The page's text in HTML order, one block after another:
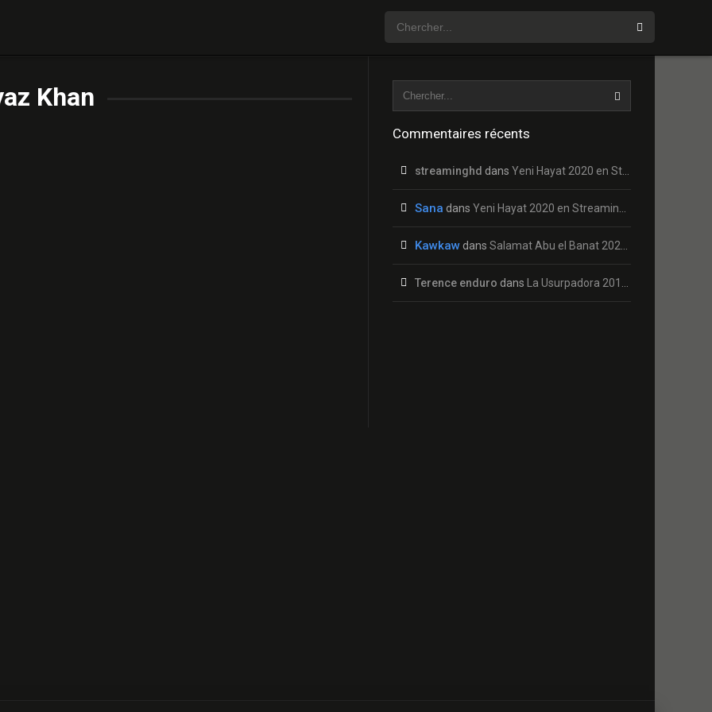
Khan
Commentaires récents
streaminghd dans Yeni Hayat 2020 en Streaming HD Gratuit !
Sana dans Yeni Hayat 2020 en Streaming HD Gratuit !
Kawkaw dans Salamat Abu el Banat 2020 en Streaming HD Gratuit !
Terence enduro dans La Usurpadora 2019 en Streaming HD Gratuit !